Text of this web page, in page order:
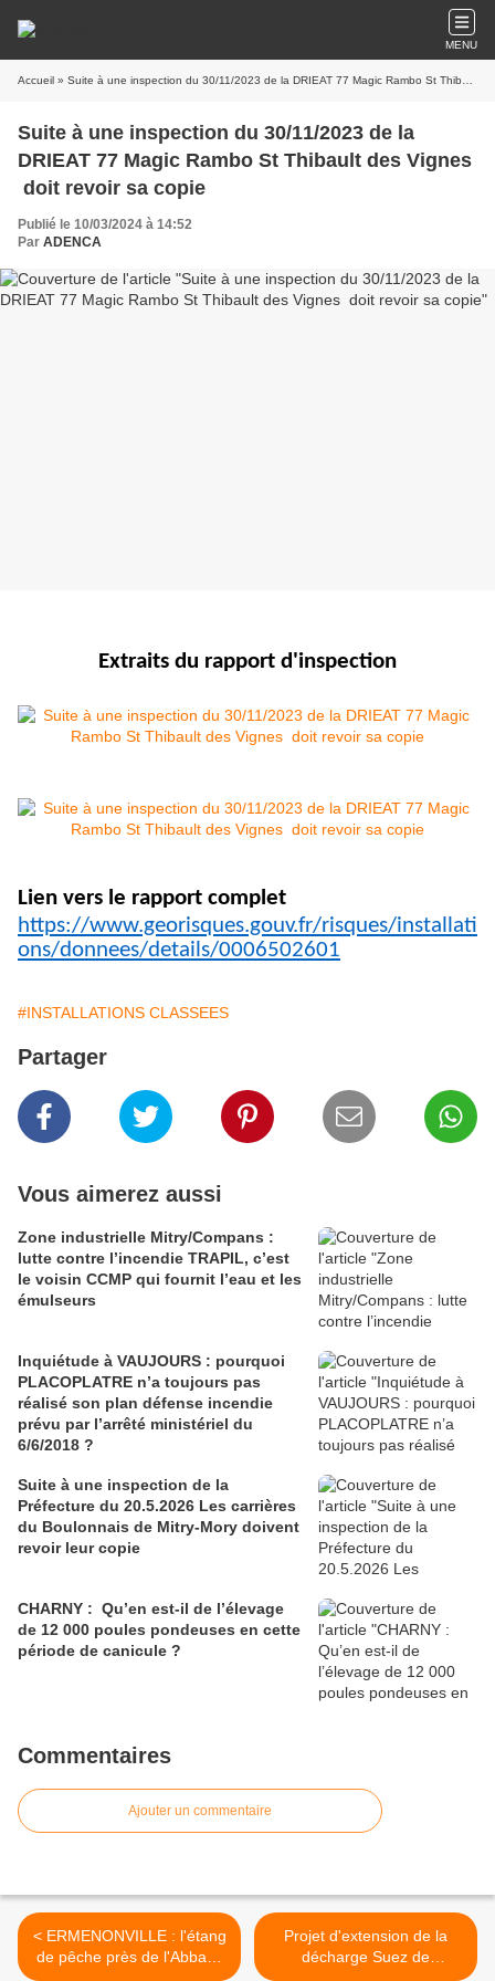
MENU
Accueil » Suite à une inspection du 30/11/2023 de la DRIEAT 77 Magic Rambo St Thibault des Vignes doit revoir sa copie
Suite à une inspection du 30/11/2023 de la
DRIEAT 77 Magic Rambo St Thibault des Vignes
doit revoir sa copie
Publié le 10/03/2024 à 14:52
Par ADENCA
Extraits du rapport d'inspection
Lien vers le rapport complet
https://www.georisques.gouv.fr/risques/installati
ons/donnees/details/0006502601
#INSTALLATIONS CLASSEES
Partager
Vous aimerez aussi
Zone industrielle Mitry/Compans :
lutte contre l’incendie TRAPIL, c’est
le voisin CCMP qui fournit l’eau et les
émulseurs
Inquiétude à VAUJOURS : pourquoi
PLACOPLATRE n’a toujours pas
réalisé son plan défense incendie
prévu par l’arrêté ministériel du
6/6/2018 ?
Suite à une inspection de la
Préfecture du 20.5.2026 Les carrières
du Boulonnais de Mitry-Mory doivent
revoir leur copie
CHARNY : Qu’en est-il de l’élevage
de 12 000 poules pondeuses en cette
période de canicule ?
Commentaires
Ajouter un commentaire
< ERMENONVILLE : l'étang
de pêche près de l'Abbaye
Projet d'extension de la
décharge Suez de